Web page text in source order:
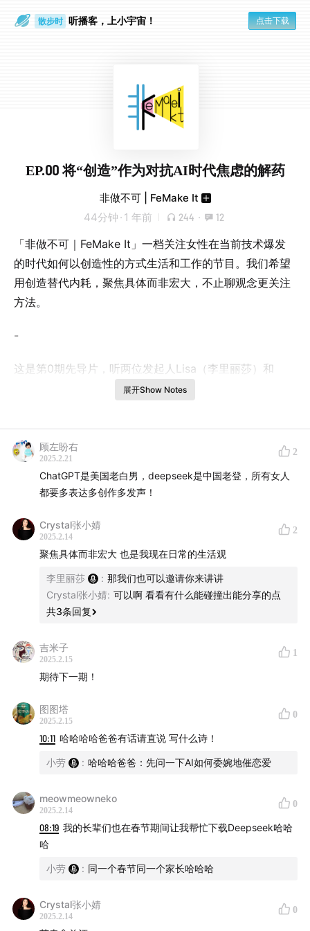
散步时 听播客，上小宇宙！ 点击下载
EP.00 将“创造”作为对抗AI时代焦虑的解药
非做不可 | FeMake It
44分钟 · 1 年前 244 · 12
「非做不可｜FeMake It」一档关注女性在当前技术爆发
的时代如何以创造性的方式生活和工作的节目。我们希望
用创造替代内耗，聚焦具体而非宏大，不止聊观念更关注
方法。
-
这是第0期先导片，听两位发起人Lisa（李里丽莎）和
Laura（小劳）聊聊「FeMaker」的想法从何而来。
06:21 开年第一火，deepseek终于带来了中国ChatGPT时
希望从女性视角探讨技术与创造的关系
Maker的五大特质
Maker Fair异国体验：日本人真的很爱“魔改”
35:37 2025年我们还有什么「非做不可」的Maker目标
展开Show Notes
顾左盼右
2025.2.21
2
ChatGPT是美国老白男，deepseek是中国老登，所有女人
都要多表达多创作多发声！
Crystal张小婧
2025.2.14
2
聚焦具体而非宏大 也是我现在日常的生活观
李里丽莎 : 那我们也可以邀请你来讲讲
Crystal张小婧: 可以啊 看看有什么能碰撞出能分享的点
共3条回复
吉米子
2025.2.15
1
期待下一期！
图图塔
2025.2.15
0
10:11 哈哈哈哈爸爸有话请直说 写什么诗！
小劳 : 哈哈哈爸爸：先问一下AI如何委婉地催恋爱
meowmeowneko
2025.2.14
0
08:19 我的长辈们也在春节期间让我帮忙下载Deepseek哈哈
哈
小劳 : 同一个春节同一个家长哈哈哈
Crystal张小婧
2025.2.14
0